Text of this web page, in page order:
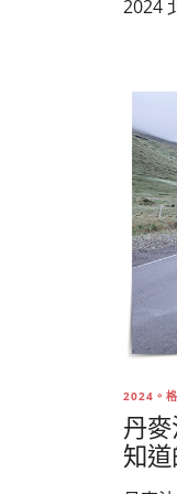
2024
2024。
丹
知